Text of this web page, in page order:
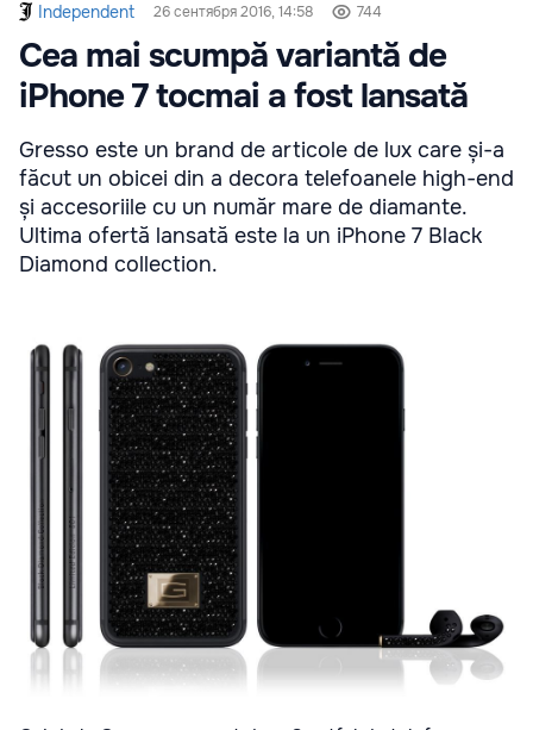
Independent 26 сентября 2016, 14:58 744
Cea mai scumpă variantă de
iPhone 7 tocmai a fost lansată
Gresso este un brand de articole de lux care și-a
făcut un obicei din a decora telefoanele high-end
și accesoriile cu un număr mare de diamante.
Ultima ofertă lansată este la un iPhone 7 Black
Diamond collection.